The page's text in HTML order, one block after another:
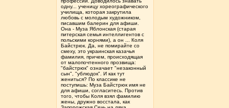
одну... ученицу хореографического
училища, которая закрутила
любовь с молодым художником,
писавшим балерин для афиши.
Она - Муза Яблонская (старая
питерская семья интеллигентов с
польскими корнями), а он ... Коля
Байстрюк. Да, не помирайте со
смеху, это украинская казачья
фамилия, причем, происходящая
от малопочтенного прозвища:
"байстрюк" означает "незаконный
сын", "ублюдок". И как тут
жениться? По классике не
поступишь: Муза Байстрюк имя не
для афиши, согласитесь. Против
того, чтобы Коля взял фамилию
жены, дружно восстала, как